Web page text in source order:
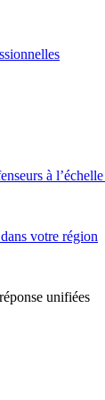
à
votre région
unifiées